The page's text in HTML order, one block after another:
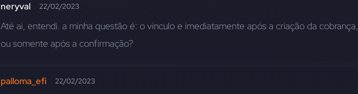
neryval 22/02/2023
Até ai, entendi. a minha questão é: o vinculo e imediatamente após a criação da cobrança,
ou somente após a confirmação?
palloma_efi 22/02/2023